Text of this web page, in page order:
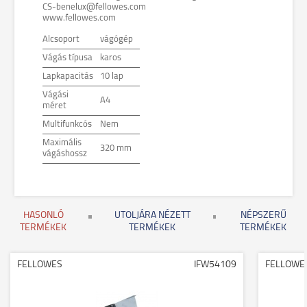
CS-benelux@fellowes.com
www.fellowes.com
Alcsoport vágógép
Vágás típusa karos
Lapkapacitás 10 lap
Vágási
méret
A4
Multifunkcós Nem
Maximális
vágáshossz
320 mm
HASONLÓ
TERMÉKEK
UTOLJÁRA NÉZETT
TERMÉKEK
NÉPSZERŰ
TERMÉKEK
FELLOWES IFW54109